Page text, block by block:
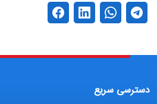
دسترسی سریع